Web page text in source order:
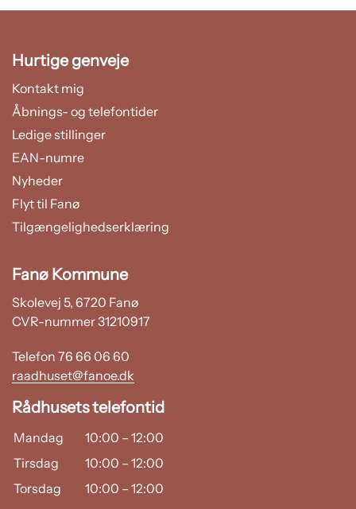
Hurtige genveje
Kontakt mig
Åbnings- og telefontider
Ledige stillinger
EAN-numre
Nyheder
Flyt til Fanø
Tilgængelighedserklæring
Fanø Kommune
Skolevej 5, 6720 Fanø
CVR-nummer 31210917
Telefon 76 66 06 60
raadhuset@fanoe.dk
Rådhusets telefontid
Mandag 10:00 – 12:00
Tirsdag
10:00 – 12:00
Torsdag
10:00 – 12:00